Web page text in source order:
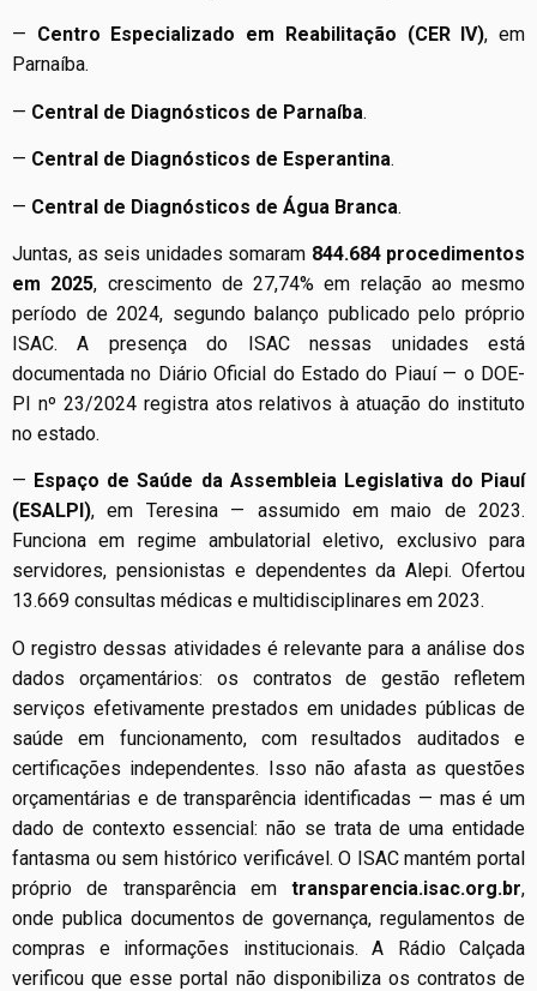
— Centro Especializado em Reabilitação (CER IV), em
Parnaíba.
— Central de Diagnósticos de Parnaíba.
— Central de Diagnósticos de Esperantina.
— Central de Diagnósticos de Água Branca.
Juntas, as seis unidades somaram 844.684 procedimentos
em 2025, crescimento de 27,74% em relação ao mesmo
período de 2024, segundo balanço publicado pelo próprio
ISAC. A presença do ISAC nessas unidades está
documentada no Diário Oficial do Estado do Piauí — o DOE-
PI nº 23/2024 registra atos relativos à atuação do instituto
no estado.
— Espaço de Saúde da Assembleia Legislativa do Piauí
(ESALPI), em Teresina — assumido em maio de 2023.
Funciona em regime ambulatorial eletivo, exclusivo para
servidores, pensionistas e dependentes da Alepi. Ofertou
13.669 consultas médicas e multidisciplinares em 2023.
O registro dessas atividades é relevante para a análise dos
dados orçamentários: os contratos de gestão refletem
serviços efetivamente prestados em unidades públicas de
saúde em funcionamento, com resultados auditados e
certificações independentes. Isso não afasta as questões
orçamentárias e de transparência identificadas — mas é um
dado de contexto essencial: não se trata de uma entidade
fantasma ou sem histórico verificável. O ISAC mantém portal
próprio de transparência em transparencia.isac.org.br,
onde publica documentos de governança, regulamentos de
compras e informações institucionais. A Rádio Calçada
verificou que esse portal não disponibiliza os contratos de